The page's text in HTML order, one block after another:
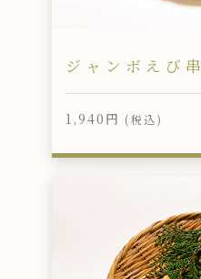
ジャンボえび串
1,940円 (税込)